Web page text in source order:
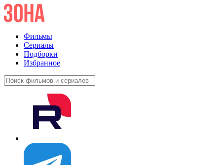
Фильмы
Сериалы
Подборки
Избранное